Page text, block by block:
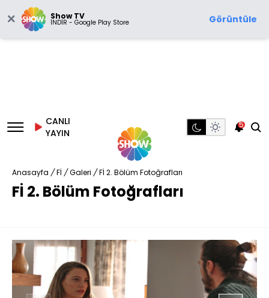
Show TV
İNDİR - Google Play Store Görüntüle
CANLI
YAYIN
5
Anasayfa / Fİ / Galeri / Fİ 2. Bölüm Fotoğrafları
Fİ 2. Bölüm Fotoğrafları